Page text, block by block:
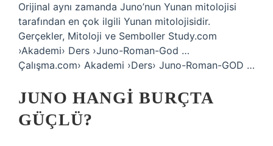
Orijinal aynı zamanda Juno’nun Yunan mitolojisi
tarafından en çok ilgili Yunan mitolojisidir.
Gerçekler, Mitoloji ve Semboller Study.com
›Akademi› Ders ›Juno-Roman-God …
Çalışma.com› Akademi ›Ders› Juno-Roman-GOD …
JUNO HANGI BURÇTA
GÜÇLÜ?